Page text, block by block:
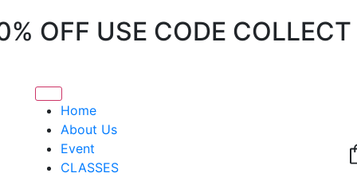
OFF USE CODE COLLECT
Home
About Us
Event
CLASSES